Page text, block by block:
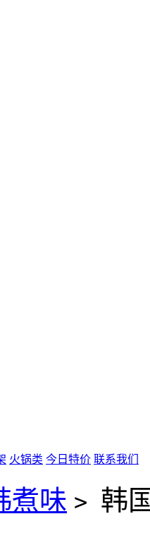
火锅类 今日特价 联系我们
煮味 > 韩